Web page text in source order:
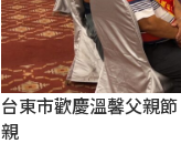
台東市歡慶溫馨父親
親